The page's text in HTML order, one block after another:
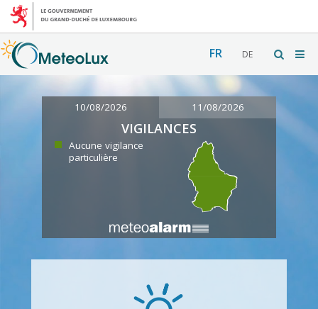
FR DE
10/08/2026 11/08/2026
VIGILANCES
Aucune vigilance
particulière